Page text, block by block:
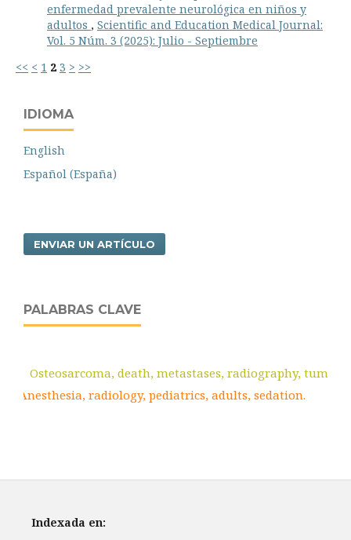
enfermedad prevalente neurológica en niños y
adultos , Scientific and Education Medical Journal:
Vol. 5 Núm. 3 (2025): Julio - Septiembre
<< < 1 2 3 > >>
IDIOMA
English
Español (España)
ENVIAR UN ARTÍCULO
PALABRAS CLAVE
Anesthesia, radiology, pediatrics, adults, sedation.
Osteosarcoma, death, metastases, radiography, tumor.
Indexada en: